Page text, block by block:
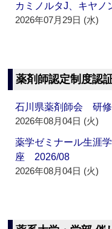
カミノルタJ、キヤノ
2026年07月29日 (水)
薬剤師認定制度認
石川県薬剤師会 研
2026年08月04日 (火)
薬学ゼミナール生涯
座 2026/08
2026年08月04日 (火)